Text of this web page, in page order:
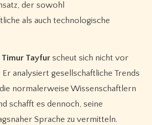
der sowohl
als auch technologische
Timur Tayfurscheut sich nicht vor
analysiert gesellschaftliche Trends
normalerweise Wissenschaftlern
schafft es dennoch, seine
Sprache zu vermitteln.